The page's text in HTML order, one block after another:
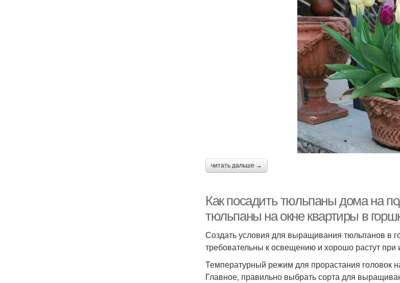
читать дальше →
Как посадить тюльпаны дома на
тюльпаны на окне квартиры в
Создать условия для выращивания тюльпанов в
требовательны к освещению и хорошо растут при
Температурный режим для прорастания головок
Главное, правильно выбрать сорта для